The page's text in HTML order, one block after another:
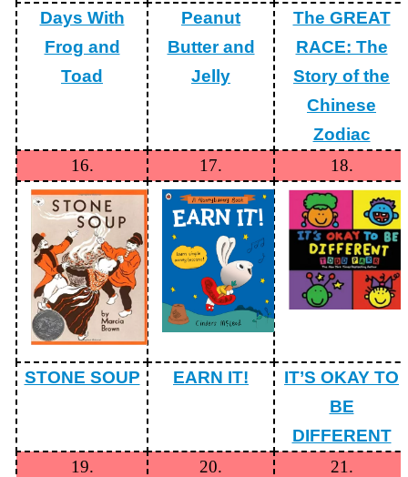
中
導
雲
林
縣
政
府
教
育
處
網
開
Days With
Frog and
Toad
Peanut
Butter and
Jelly
The GREAT
RACE: The
Story of the
Chinese
Zodiac
16.
17. 18.
STONE SOUP EARN IT!
IT’S OKAY TO
BE
DIFFERENT
19.
20. 21.